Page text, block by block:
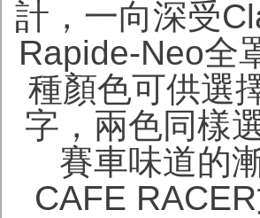
計，一向深受
Rapide-Neo全
種顏色可供選
字，兩色同樣
賽車味道的
CAFE